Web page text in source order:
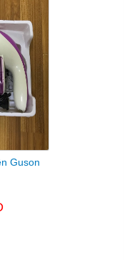
Guson